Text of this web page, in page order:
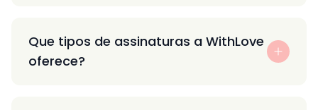
Que tipos de assinaturas a WithLove
oferece?